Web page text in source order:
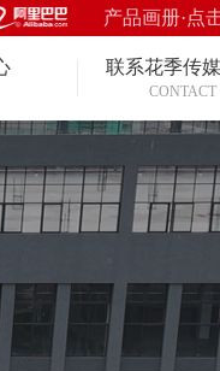
产品画册·点
联系花季传
CONTACT